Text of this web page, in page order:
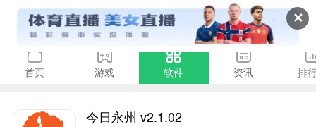
✕
首页 游戏 软件 资讯 排
今日永州 v2.1.02